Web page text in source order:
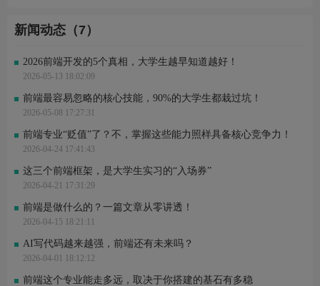
新闻动态（7）
2026前端开发的5个真相，大学生越早知道越好！
2026-05-13 18:02:09
前端最容易忽略的核心技能，90%的大学生都栽过坑！
2026-05-08 17:27:31
前端专业“贬值”了？不，掌握这些能力照样具备核心竞争力！
2026-04-24 17:41:43
这三个前端框架，是大学生实习的“入场券”
2026-04-21 17:31:29
前端是做什么的？一篇文章从零讲透！
2026-04-15 18:21:11
AI写代码越来越强，前端还有未来吗？
2026-04-01 18:12:12
前端这个专业能走多远，取决于你搭建的基石有多稳